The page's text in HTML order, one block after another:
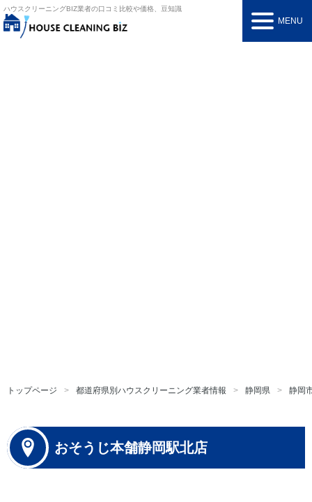
ハウスクリーニングBIZ業者の口コミ比較や価格、豆知識
MENU
トップページ 都道府県別ハウスクリーニング業者情報 静岡県 静岡
おそうじ本舗静岡駅北店